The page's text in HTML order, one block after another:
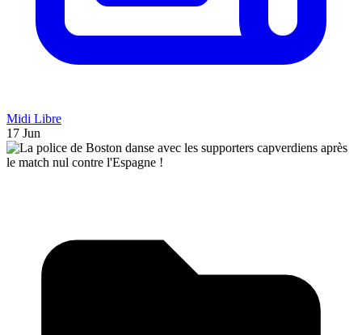
Midi Libre
17 Jun